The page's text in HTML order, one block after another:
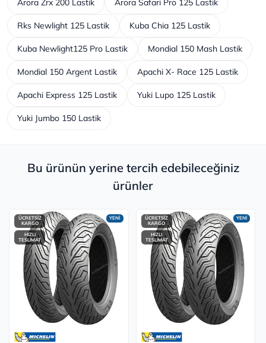
Rks Newlight 125 Lastik Kuba Chia 125 Lastik
Kuba Newlight125 Pro Lastik Mondial 150 Mash Lastik
Mondial 150 Argent Lastik Apachi X- Race 125 Lastik
Apachi Express 125 Lastik Yuki Lupo 125 Lastik
Yuki Jumbo 150 Lastik
Bu ürünün yerine tercih edebileceğiniz
ürünler
YENİ
ÜCRETSİZ
KARGO
HIZLI
TESLİMAT
YENİ
ÜCRETSİZ
KARGO
HIZLI
TESLİMAT